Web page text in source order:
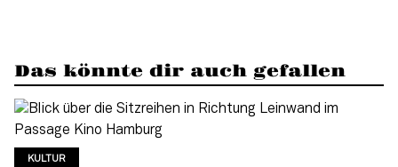
Das könnte dir auch gefallen
KULTUR